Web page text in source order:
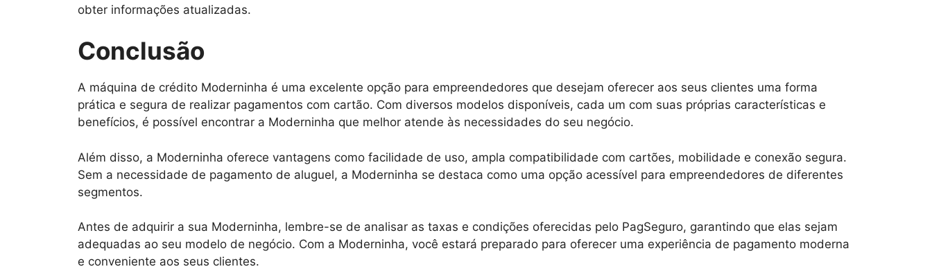
obter informações atualizadas.
Conclusão
A máquina de crédito Moderninha é uma excelente opção para empreendedores que desejam oferecer aos seus clientes uma forma
prática e segura de realizar pagamentos com cartão. Com diversos modelos disponíveis, cada um com suas próprias características e
benefícios, é possível encontrar a Moderninha que melhor atende às necessidades do seu negócio.
Além disso, a Moderninha oferece vantagens como facilidade de uso, ampla compatibilidade com cartões, mobilidade e conexão segura.
Sem a necessidade de pagamento de aluguel, a Moderninha se destaca como uma opção acessível para empreendedores de diferentes
segmentos.
Antes de adquirir a sua Moderninha, lembre-se de analisar as taxas e condições oferecidas pelo PagSeguro, garantindo que elas sejam
adequadas ao seu modelo de negócio. Com a Moderninha, você estará preparado para oferecer uma experiência de pagamento moderna
e conveniente aos seus clientes.